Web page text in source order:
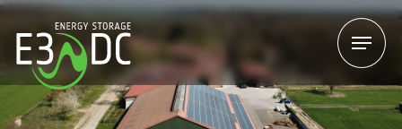
Menu
Menu